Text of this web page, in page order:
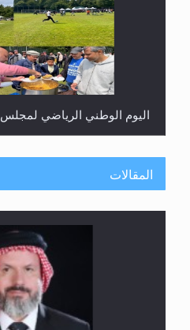
اليوم الوطني الرياضي لمجلس
إتمام حفظ القرآن الكريم
المقالات